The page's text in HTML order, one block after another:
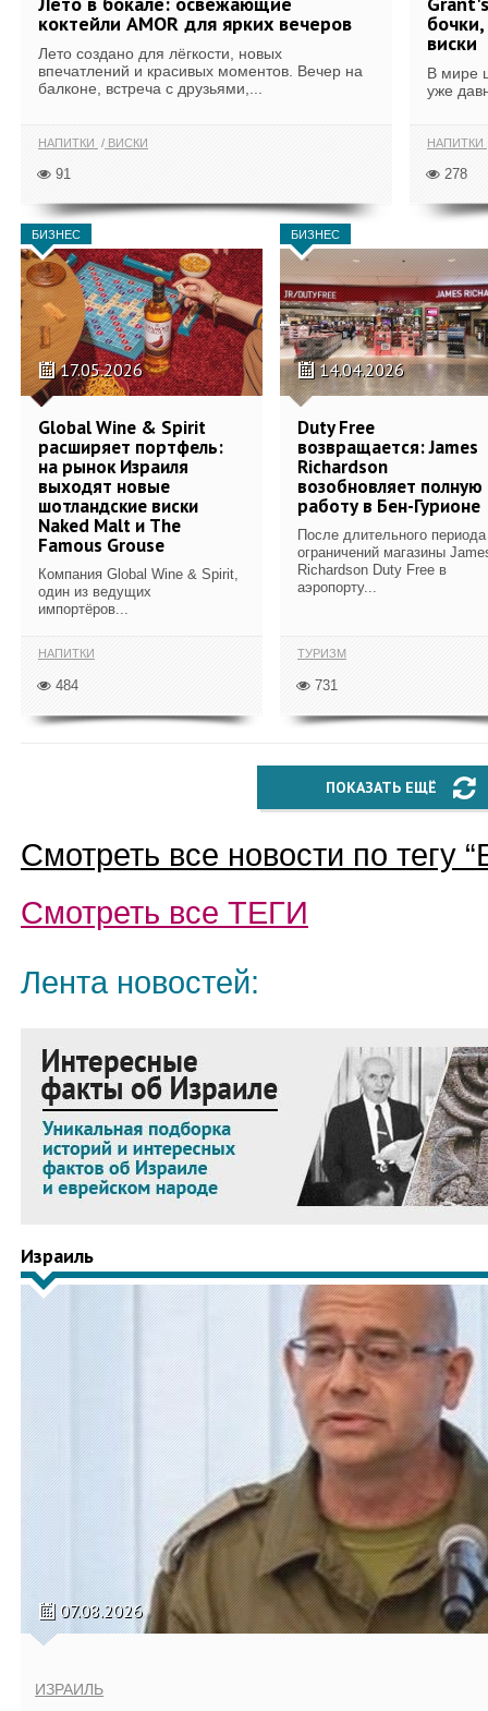
коктейли AMOR для ярких вечеров
Лето создано для лёгкости, новых
впечатлений и красивых моментов. Вечер на
балконе, встреча с друзьями,...
НАПИТКИ ВИСКИ
91
виски
В мире
уже
НАПИТКИ
278
БИЗНЕС
17.05.2026
Global Wine & Spirit
расширяет портфель:
на рынок Израиля
выходят новые
шотландские виски
Naked Malt и The
Famous Grouse
Компания Global Wine & Spirit,
один из ведущих
импортёров...
НАПИТКИ
484
БИЗНЕС
14.04.2026
Duty Free
возвращается: James
Richardson
возобновляет полную
работу в Бен-Гурионе
После длительного периода
ограничений магазины
Richardson Duty Free в
аэропорту...
ТУРИЗМ
731
ПОКАЗАТЬ ЕЩЁ
Смотреть все новости по тегу “
Смотреть все ТЕГИ
Лента новостей:
Израиль
07.08.2026
ИЗРАИЛЬ